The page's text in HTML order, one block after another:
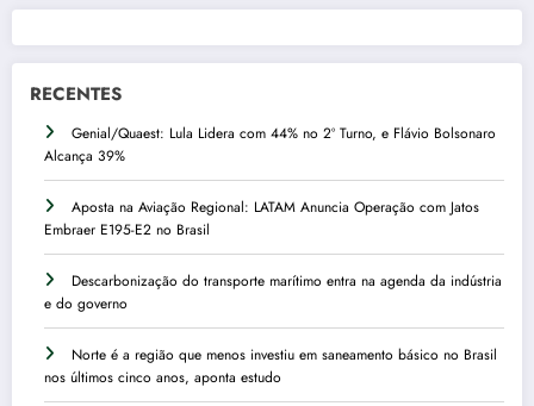
RECENTES
Genial/Quaest: Lula Lidera com 44% no 2º Turno, e Flávio Bolsonaro
Alcança 39%
Aposta na Aviação Regional: LATAM Anuncia Operação com Jatos
Embraer E195-E2 no Brasil
Descarbonização do transporte marítimo entra na agenda da indústria
e do governo
Norte é a região que menos investiu em saneamento básico no Brasil
nos últimos cinco anos, aponta estudo